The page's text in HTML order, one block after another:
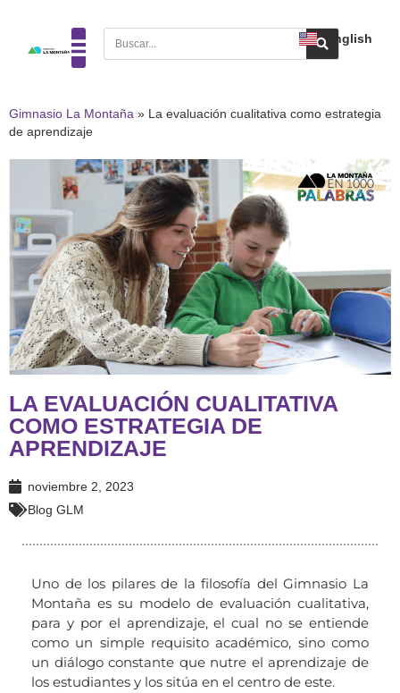
English
Gimnasio La Montaña » La evaluación cualitativa como estrategia
de aprendizaje
LA EVALUACIÓN CUALITATIVA
COMO ESTRATEGIA DE
APRENDIZAJE
noviembre 2, 2023
Blog GLM
Uno de los pilares de la filosofía del Gimnasio La
Montaña es su modelo de evaluación cualitativa,
para y por el aprendizaje, el cual no se entiende
como un simple requisito académico, sino como
un diálogo constante que nutre el aprendizaje de
los estudiantes y los sitúa en el centro de este.